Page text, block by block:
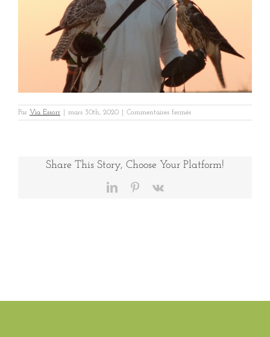
Par Via Essorr mars 30th, 2020 Commentaires ferméssur
Dubai
Share This Story, Choose Your Platform!
LinkedInPinterest
Vk